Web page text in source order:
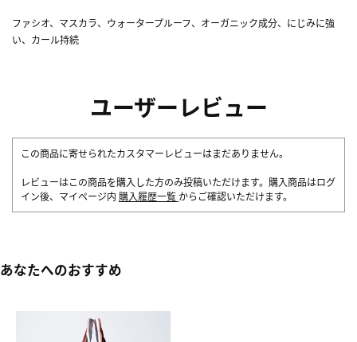
ファシオ、マスカラ、ウォータープルーフ、オーガニック成分、にじみに強
い、カール持続
ユーザーレビュー
この商品に寄せられたカスタマーレビューはまだありません。
レビューはこの商品を購入した方のみ投稿いただけます。購入商品はログ
イン後、マイページ内 購入履歴一覧 からご確認いただけます。
あなたへのおすすめ